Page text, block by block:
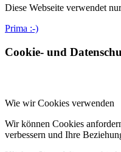
Diese Webseite verwendet
Prima :-)
Cookie- und
Wie wir Cookies verwenden
Wir können Cookies
verbessern und Ihre